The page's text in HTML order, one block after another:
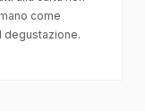
come
degustazione.